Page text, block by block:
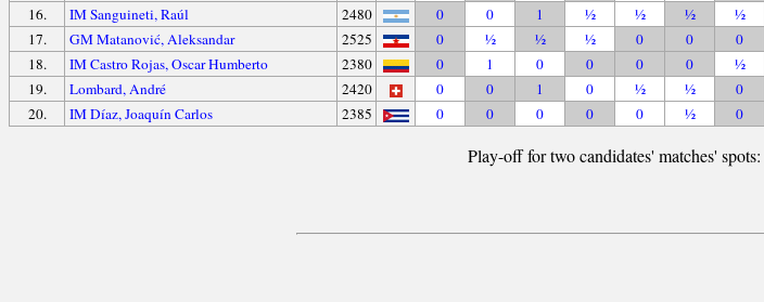
16. IM Sanguineti, Raúl 2480 0 0 1 ½ ½ ½ ½
17. GM Matanović, Aleksandar 2525 0 ½ ½ ½ 0 0 0
18. IM Castro Rojas, Oscar Humberto 2380 0 1 0 0 0 0 ½
19. Lombard, André 2420 0 0 1 0 ½ ½ 0
20. IM Díaz, Joaquín Carlos 2385 0 0 0 0 0 ½ 0
Play-off for two candidates' matches' spots: